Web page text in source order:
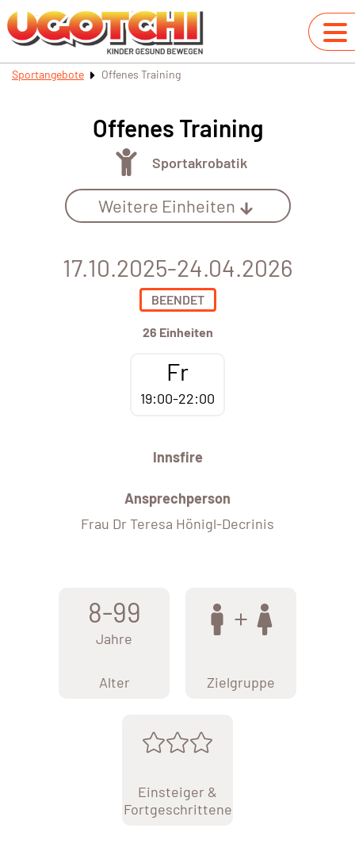
Sportangebote Offenes Training
Offenes Training
Sportakrobatik
Weitere Einheiten
17.10.2025-24.04.2026
BEENDET
26 Einheiten
Fr
19:00-22:00
Innsfire
Ansprechperson
Frau Dr Teresa Hönigl-Decrinis
8-99
Jahre
Alter Zielgruppe
Einsteiger &
Fortgeschrittene